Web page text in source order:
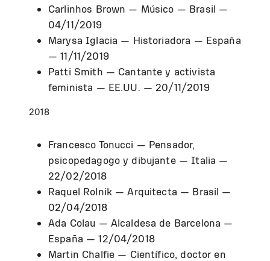
Carlinhos Brown — Músico — Brasil —
04/11/2019
Marysa Iglacia — Historiadora — España
— 11/11/2019
Patti Smith — Cantante y activista
feminista — EE.UU. — 20/11/2019
2018
Francesco Tonucci — Pensador,
psicopedagogo y dibujante — Italia —
22/02/2018
Raquel Rolnik — Arquitecta — Brasil —
02/04/2018
Ada Colau — Alcaldesa de Barcelona —
España — 12/04/2018
Martin Chalfie — Científico, doctor en